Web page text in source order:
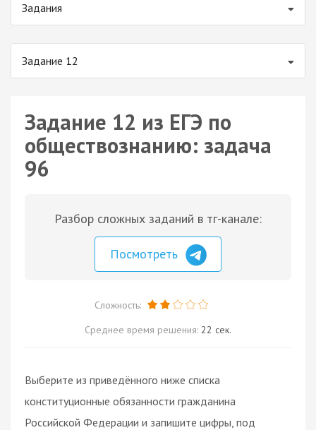
Задания
Задание 12
Задание 12 из ЕГЭ по
обществознанию: задача
96
Разбор сложных заданий в тг-канале:
Посмотреть
Сложность:
Среднее время решения: 22 сек.
Выберите из приведённого ниже списка
конституционные обязанности гражданина
Российской Федерации и запишите цифры, под